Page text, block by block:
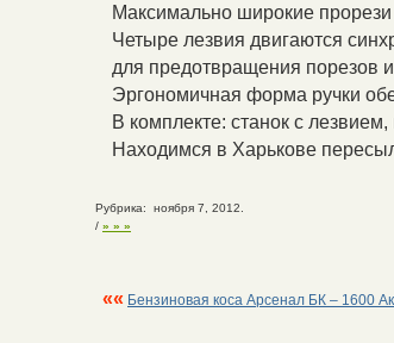
Максимально широкие
Четыре лезвия двигаются
для предотвращения порезов
Эргономичная форма ручки
В комплекте: станок с
Находимся в Харькове
Рубрика: ноября 7, 2012.
/ » » »
«« Бензиновая коса Арсенал БК – 1600